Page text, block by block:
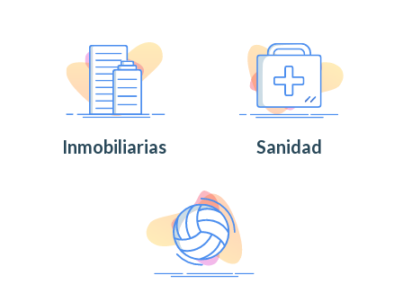
Inmobiliarias Sanidad